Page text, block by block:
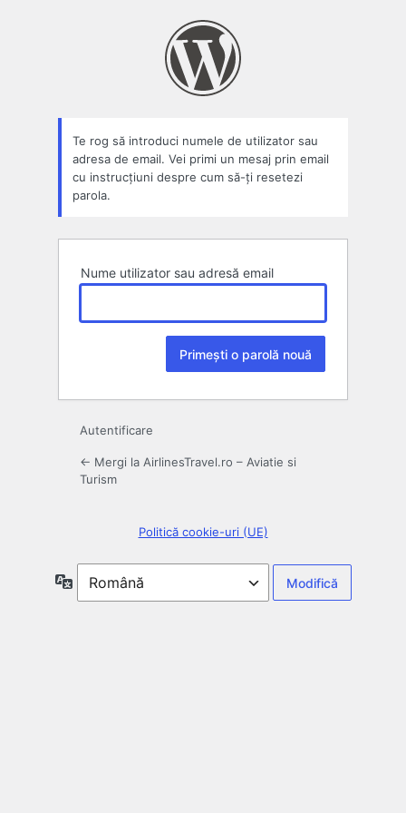
Te rog să introduci numele de utilizator sau
adresa de email. Vei primi un mesaj prin email
cu instrucțiuni despre cum să-ți resetezi
parola.
Nume utilizator sau adresă email
Autentificare
← Mergi la AirlinesTravel.ro – Aviatie si
Turism
Politică cookie-uri (UE)
Limbă